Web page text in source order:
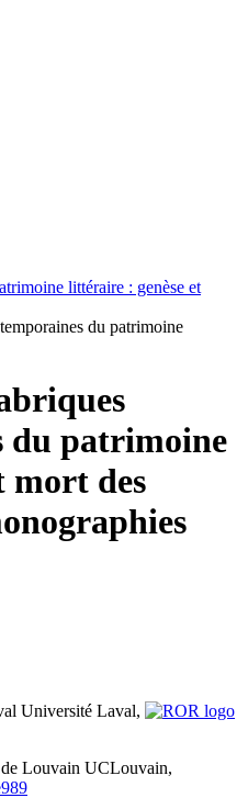
littéraire : genèse et
du patrimoine
du patrimoine
mort des
Université Laval,
Louvain UCLouvain,